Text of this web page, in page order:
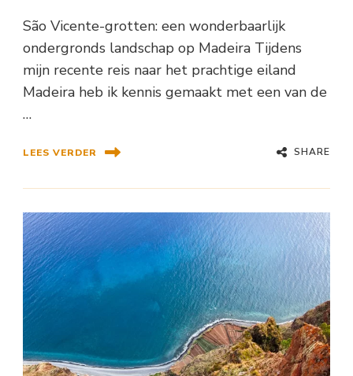
São Vicente-grotten: een wonderbaarlijk
ondergronds landschap op Madeira Tijdens
mijn recente reis naar het prachtige eiland
Madeira heb ik kennis gemaakt met een van de
…
LEES VERDER SHARE